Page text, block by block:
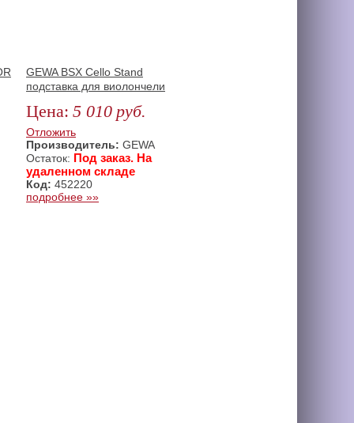
GEWA BSX Cello Stand
подставка для виолончели
Цена: 5 010 руб.
Отложить
Производитель: GEWA
Остаток: Под заказ. На
удаленном складе
Код: 452220
подробнее »»